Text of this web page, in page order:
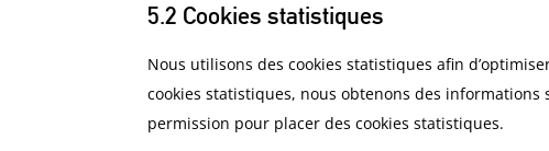
5.2 Cookies statistiques
Nous utilisons des cookies statistiques afin
cookies statistiques, nous obtenons des
permission pour placer des cookies statistiques.